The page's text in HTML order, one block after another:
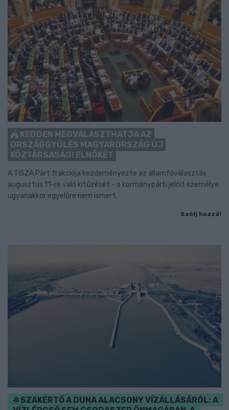
KEDDEN MEGVÁLASZTHATJA AZ
ORSZÁGGYŰLÉS MAGYARORSZÁG ÚJ
KÖZTÁRSASÁGI ELNÖKÉT
A TISZA Párt frakciója kezdeményezte az államfőválasztás
augusztus 11-re való kitűzését - a kormánypárti jelölt személye
ugyanakkor egyelőre nem ismert.
Szólj hozzá!
SZAKÉRTŐ A DUNA ALACSONY VÍZÁLLÁSÁRÓL: A